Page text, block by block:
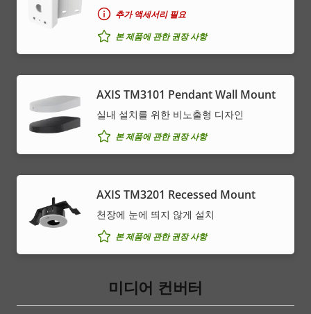
추가 액세서리 필요
본 제품에 관한 권장 사항
AXIS TM3101 Pendant Wall Mount
실내 설치를 위한 비노출형 디자인
본 제품에 관한 권장 사항
AXIS TM3201 Recessed Mount
천장에 눈에 띄지 않게 설치
본 제품에 관한 권장 사항
미디어 컨버터